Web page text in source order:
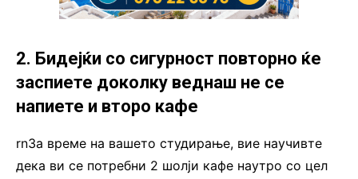
2. Бидејќи со сигурност повторно ќе
заспиете доколку веднаш не се
напиете и второ кафе
rnЗа време на вашето студирање, вие научивте
дека ви се потребни 2 шолји кафе наутро со цел